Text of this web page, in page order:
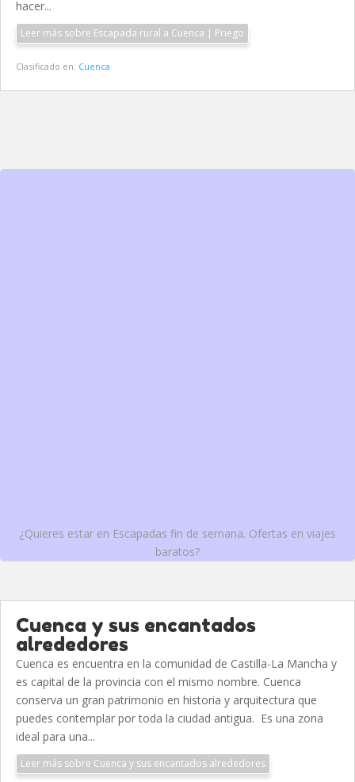
hacer...
Leer más sobre Escapada rural a Cuenca | Priego
Clasificado en: Cuenca
¿Quieres estar en Escapadas fin de semana. Ofertas en viajes
baratos?
Cuenca y sus encantados
alrededores
Cuenca es encuentra en la comunidad de Castilla-La Mancha y
es capital de la provincia con el mismo nombre. Cuenca
conserva un gran patrimonio en historia y arquitectura que
puedes contemplar por toda la ciudad antigua. Es una zona
ideal para una...
Leer más sobre Cuenca y sus encantados alrededores